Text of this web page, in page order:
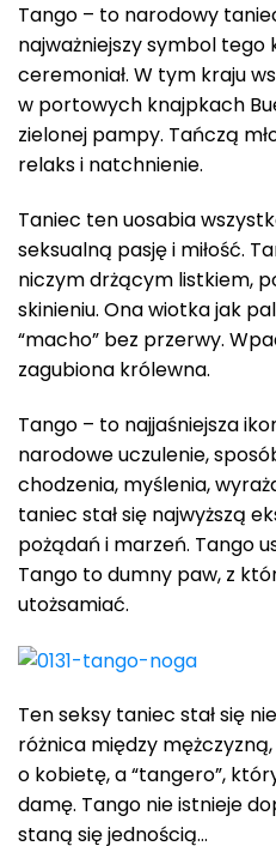
Tango – to narodowy
najważniejszy symbol tego
ceremoniał. W tym kraju
w portowych knajpkach
zielonej pampy. Tańczą
relaks i natchnienie.
Taniec ten uosabia
seksualną pasję i miłość.
niczym drżącym listkiem,
skinieniu. Ona wiotka jak
“macho” bez przerwy.
zagubiona królewna.
Tango – to najjaśniejsza
narodowe uczulenie,
chodzenia, myślenia,
taniec stał się najwyższą
pożądań i marzeń. Tango
Tango to dumny paw, z
utożsamiać.
Ten seksy taniec stał się
różnica między
o kobietę, a “tangero”,
damę. Tango nie istnieje
staną się jednością…